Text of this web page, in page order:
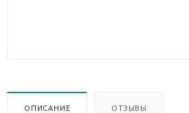
ОПИСАНИЕ ОТЗЫВЫ